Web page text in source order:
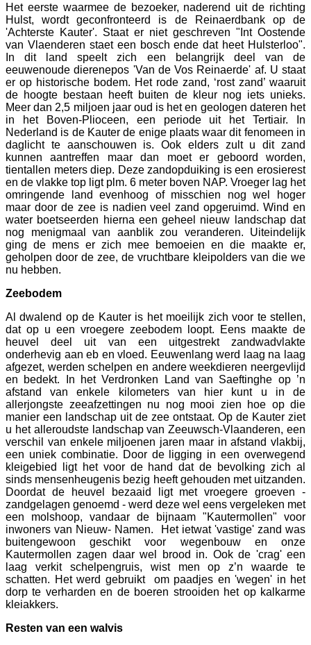
Het eerste waarmee de bezoeker, naderend uit de richting
Hulst, wordt geconfronteerd is de Reinaerdbank op de
'Achterste Kauter'. Staat er niet geschreven "Int Oostende
van Vlaenderen staet een bosch ende dat heet Hulsterloo".
In dit land speelt zich een belangrijk deel van de
eeuwenoude dierenepos 'Van de Vos Reinaerde' af. U staat
er op historische bodem. Het rode zand, ‘rost zand’ waaruit
de hoogte bestaan heeft buiten de kleur nog iets unieks.
Meer dan 2,5 miljoen jaar oud is het en geologen dateren het
in het Boven-Plioceen, een periode uit het Tertiair. In
Nederland is de Kauter de enige plaats waar dit fenomeen in
daglicht te aanschouwen is. Ook elders zult u dit zand
kunnen aantreffen maar dan moet er geboord worden,
tientallen meters diep. Deze zandopduiking is een erosierest
en de vlakke top ligt plm. 6 meter boven NAP. Vroeger lag het
omringende land evenhoog of misschien nog wel hoger
maar door de zee is nadien veel zand opgeruimd. Wind en
water boetseerden hierna een geheel nieuw landschap dat
nog menigmaal van aanblik zou veranderen. Uiteindelijk
ging de mens er zich mee bemoeien en die maakte er,
geholpen door de zee, de vruchtbare kleipolders van die we
nu hebben.
Zeebodem
Al dwalend op de Kauter is het moeilijk zich voor te stellen,
dat op u een vroegere zeebodem loopt. Eens maakte de
heuvel deel uit van een uitgestrekt zandwadvlakte
onderhevig aan eb en vloed. Eeuwenlang werd laag na laag
afgezet, werden schelpen en andere weekdieren neergevlijd
en bedekt. In het Verdronken Land van Saeftinghe op ’n
afstand van enkele kilometers van hier kunt u in de
allerjongste zeeafzettingen nu nog mooi zien hoe op die
manier een landschap uit de zee ontstaat. Op de Kauter ziet
u het alleroudste landschap van Zeeuwsch-Vlaanderen, een
verschil van enkele miljoenen jaren maar in afstand vlakbij,
een uniek combinatie. Door de ligging in een overwegend
kleigebied ligt het voor de hand dat de bevolking zich al
sinds mensenheugenis bezig heeft gehouden met uitzanden.
Doordat de heuvel bezaaid ligt met vroegere groeven -
zandgelagen genoemd - werd deze wel eens vergeleken met
een molshoop, vandaar de bijnaam "Kautermollen" voor
inwoners van Nieuw- Namen. Het ietwat 'vastige' zand was
buitengewoon geschikt voor wegenbouw en onze
Kautermollen zagen daar wel brood in. Ook de 'crag' een
laag verkit schelpengruis, wist men op z’n waarde te
schatten. Het werd gebruikt om paadjes en 'wegen' in het
dorp te verharden en de boeren strooiden het op kalkarme
kleiakkers.
Resten van een walvis